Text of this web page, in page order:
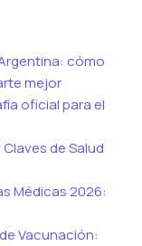
cómo
mejor
oficial para el
de Salud
Médicas 2026:
Vacunación: